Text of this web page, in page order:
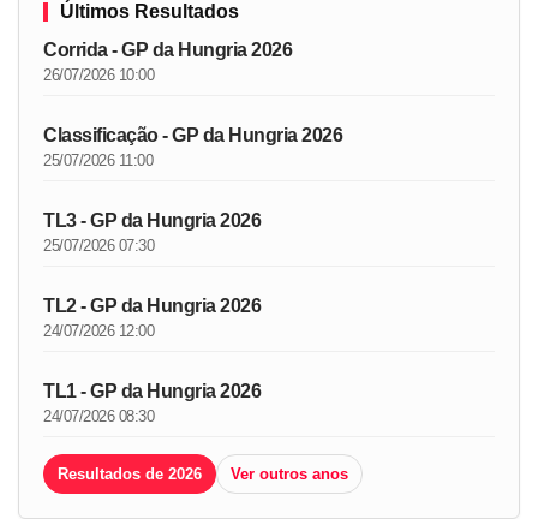
Últimos Resultados
Corrida - GP da Hungria 2026
26/07/2026 10:00
Classificação - GP da Hungria 2026
25/07/2026 11:00
TL3 - GP da Hungria 2026
25/07/2026 07:30
TL2 - GP da Hungria 2026
24/07/2026 12:00
TL1 - GP da Hungria 2026
24/07/2026 08:30
Resultados de 2026 Ver outros anos